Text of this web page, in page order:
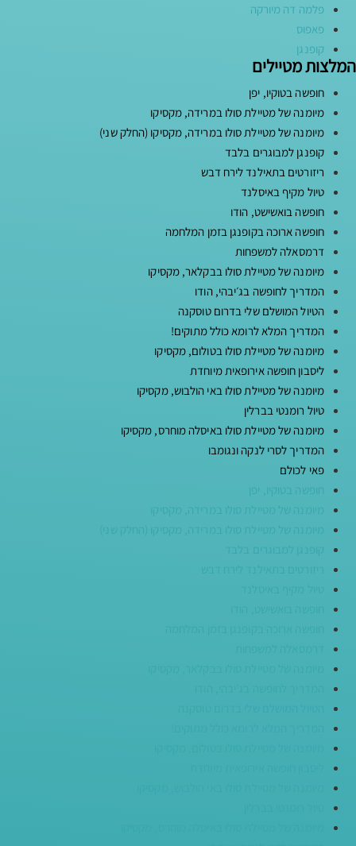
פלמה דה מיורקה
פאפוס
קופנגן
המלצות מטיילים
חופשה בטוקיו, יפן
מיומנה של מטיילת סולו במרידה, מקסיקו
מיומנה של מטיילת סולו במרידה, מקסיקו (החלק שני)
קופנגן למבוגרים בלבד
ריזורטים בתאילנד לירח דבש
טיול מקיף באיסלנד
חופשה בואשישט, הודו
חופשה ארוכה בקופנגן בזמן המלחמה
דרמסאלה למשפחות
מיומנה של מטיילת סולו בבקלאר, מקסיקו
המדריך לחופשה בג׳יבהי, הודו
הטיול המושלם שלי בדרום טוסקנה
המדריך המלא לרומא כולל מתוקים!
מיומנה של מטיילת סולו בטולום, מקסיקו
ליסבון חופשה אירופאית מיוחדת
מיומנה של מטיילת סולו באי הולבוש, מקסיקו
טיול רומנטי בברלין
מיומנה של מטיילת סולו באיסלה מוחרס, מקסיקו
המדריך לסרי לנקה ונגומבו
פאי לכולם
חופשה בטוקיו, יפן
מיומנה של מטיילת סולו במרידה, מקסיקו
מיומנה של מטיילת סולו במרידה, מקסיקו (החלק שני)
קופנגן למבוגרים בלבד
ריזורטים בתאילנד לירח דבש